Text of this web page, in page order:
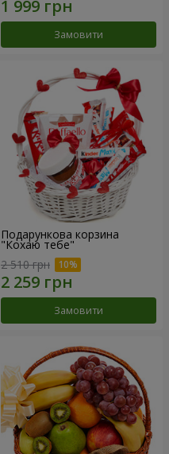
Замовити
Подарункова корзина
"Кохаю тебе"
2 510 грн
Замовити